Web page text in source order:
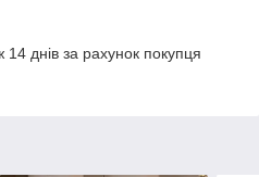
днів за рахунок покупця